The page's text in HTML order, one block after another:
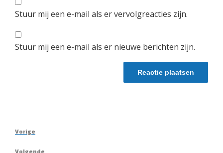
Stuur mij een e-mail als er vervolgreacties zijn.
Stuur mij een e-mail als er nieuwe berichten zijn.
Berichtnavigatie
Vorig
Vorige
Volgende